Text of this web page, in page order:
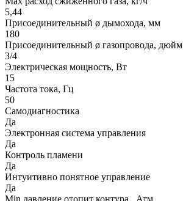
5,44
Присоединительный ø дымохода, мм
180
Присоединительный ø газопровода, дюйм
3/4
Электрическая мощность, Вт
15
Частота тока, Гц
50
Самодиагностика
Да
Электронная система управления
Да
Контроль пламени
Да
Интуитивно понятное управление
Да
Min давление отопит контура , Атм